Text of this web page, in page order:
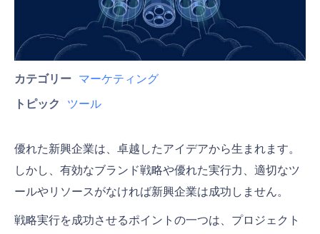
カテゴリー マーケティング
トピック
ツール
優れた新興企業は、卓越したアイデアから生まれます。
しかし、有効なブランド戦略や優れた実行力、適切なツ
ールやリソースがなければ新興企業は成功しません。
戦略実行を成功させるポイントの一つは、プロジェクト